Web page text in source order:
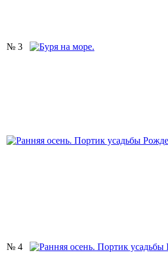
№ 3
№ 4